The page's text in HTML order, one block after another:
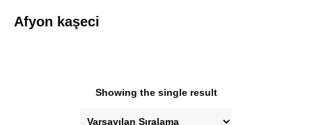
Afyon kaşeci
Showing the single result